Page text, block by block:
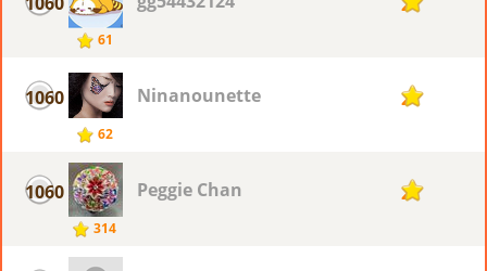
61
1060
62
Ninanounette 2
1060
314
Peggie Chan 2